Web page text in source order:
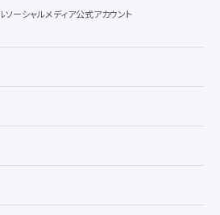
ソーシャルメディア公式アカウント